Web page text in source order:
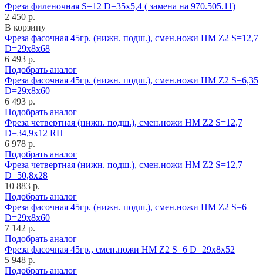
Фреза филеночная S=12 D=35x5,4 ( замена на 970.505.11)
2 450 р.
В корзину
Фреза фасочная 45гр. (нижн. подш.), смен.ножи HM Z2 S=12,7
D=29x8x68
6 493 р.
Подобрать аналог
Фреза фасочная 45гр. (нижн. подш.), смен.ножи HM Z2 S=6,35
D=29x8x60
6 493 р.
Подобрать аналог
Фреза четвертная (нижн. подш.), смен.ножи HM Z2 S=12,7
D=34,9x12 RH
6 978 р.
Подобрать аналог
Фреза четвертная (нижн. подш.), смен.ножи HM Z2 S=12,7
D=50,8x28
10 883 р.
Подобрать аналог
Фреза фасочная 45гр. (нижн. подш.), смен.ножи HM Z2 S=6
D=29x8x60
7 142 р.
Подобрать аналог
Фреза фасочная 45гр., смен.ножи HM Z2 S=6 D=29x8x52
5 948 р.
Подобрать аналог